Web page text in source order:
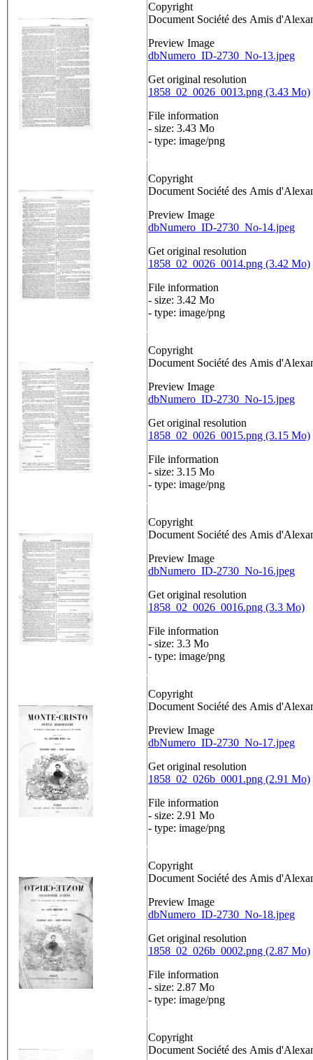
Copyright
Document Société des Amis
Preview Image
dbNumero_ID-2730_No-13.jpeg
Get original resolution
1858_02_0026_0013.png (3.43 Mo)
File information
- size: 3.43 Mo
- type: image/png
Copyright
Document Société des Amis
Preview Image
dbNumero_ID-2730_No-14.jpeg
Get original resolution
1858_02_0026_0014.png (3.42 Mo)
File information
- size: 3.42 Mo
- type: image/png
Copyright
Document Société des Amis
Preview Image
dbNumero_ID-2730_No-15.jpeg
Get original resolution
1858_02_0026_0015.png (3.15 Mo)
File information
- size: 3.15 Mo
- type: image/png
Copyright
Document Société des Amis
Preview Image
dbNumero_ID-2730_No-16.jpeg
Get original resolution
1858_02_0026_0016.png (3.3 Mo)
File information
- size: 3.3 Mo
- type: image/png
Copyright
Document Société des Amis
Preview Image
dbNumero_ID-2730_No-17.jpeg
Get original resolution
1858_02_026b_0001.png (2.91 Mo)
File information
- size: 2.91 Mo
- type: image/png
Copyright
Document Société des Amis
Preview Image
dbNumero_ID-2730_No-18.jpeg
Get original resolution
1858_02_026b_0002.png (2.87 Mo)
File information
- size: 2.87 Mo
- type: image/png
Copyright
Document Société des Amis